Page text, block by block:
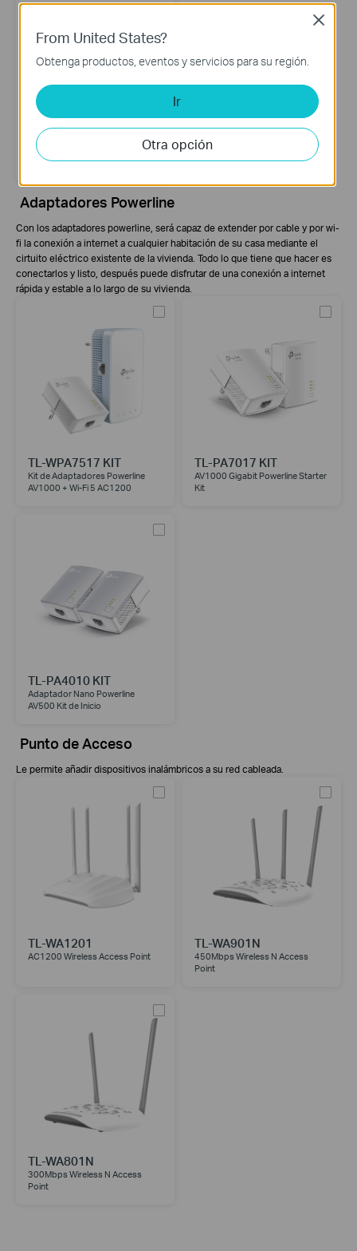
TL-WA855RE
Extensor de rango Wi-Fi de 300
Mbps
Adaptadores Powerline
Con los adaptadores powerline, será capaz de extender por cable y por wi-
fi la conexión a internet a cualquier habitación de su casa mediante el
cirtuito eléctrico existente de la vivienda. Todo lo que tiene que hacer es
conectarlos y listo, después puede disfrutar de una conexión a internet
rápida y estable a lo largo de su vivienda.
TL-WPA7517 KIT
Kit de Adaptadores Powerline
AV1000 + Wi-Fi 5 AC1200
TL-PA7017 KIT
AV1000 Gigabit Powerline Starter
Kit
TL-PA4010 KIT
Adaptador Nano Powerline
AV500 Kit de Inicio
Punto de Acceso
Le permite añadir dispositivos inalámbricos a su red cableada.
TL-WA1201
AC1200 Wireless Access Point
TL-WA901N
450Mbps Wireless N Access
Point
TL-WA801N
300Mbps Wireless N Access
Point
From United States?
Obtenga productos, eventos y servicios para su región.
Ir
Otra opción
Close